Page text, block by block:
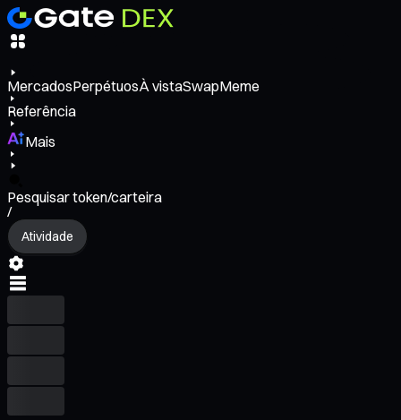
MercadosPerpétuosÀ vistaSwapMeme
Referência
Mais
Pesquisar token/carteira
/
Atividade